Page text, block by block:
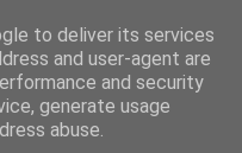
to deliver its services
and user-agent are
and security
generate usage
abuse.